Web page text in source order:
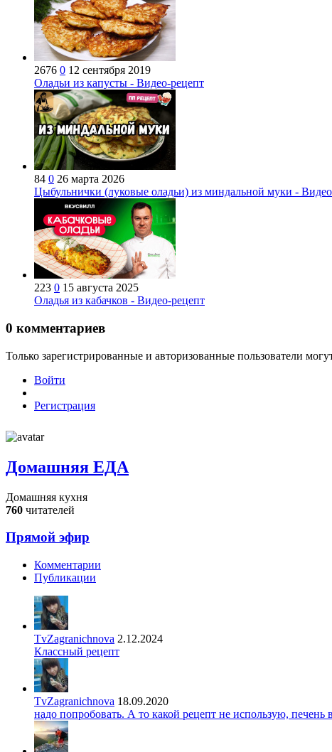
2676 0 12 сентября 2019
Оладьи из капусты - Видео-рецепт
84 0 26 марта 2026
Цыбульнички (луковые оладьи) из миндальной муки -
223 0 15 августа 2025
Оладья из кабачков - Видео-рецепт
0 комментариев
Только зарегистрированные и авторизованные пользователи
Войти
Регистрация
Домашняя ЕДА
Домашняя кухня
760 читателей
Прямой эфир
Комментарии
Публикации
TvZagranichnova 2.12.2024
Классный рецепт
TvZagranichnova 18.09.2020
надо попробовать. А то какой рецепт не использую,